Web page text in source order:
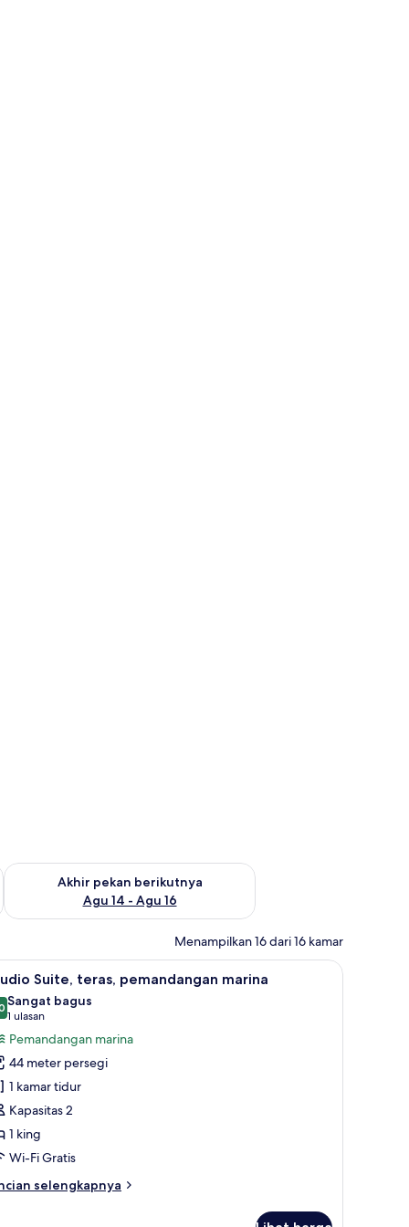
Agu 7 - Agu 9
Akhir pekan berikutnya
Agu 14 - Agu 16
Periksa ketersediaan untuk akhir pekan berikutnya Agu 14 -
Menampilkan 16 dari 16 kamar
kedap suara Studio Suite, teras, pemandangan marina |
12 Suite, teras, pemandangan marina
dari 10
Sangat bagus
1 ulasan
(1
ulasan)
Pemandangan marina
44 meter persegi
1 kamar tidur
Kapasitas 2
1 king
Wi-Fi Gratis
selengkapnya